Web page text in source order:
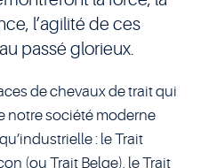
l’agilité de ces
passé glorieux.
de chevaux de trait qui
notre société moderne
: le Trait
(ou Trait Belge), le Trait